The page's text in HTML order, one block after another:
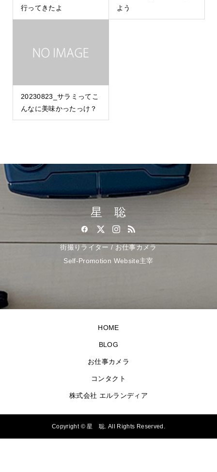
行ってきたよ
よう
20230823_サラミってこ
んなに美味かったっけ？
星 聡
街撮りライター / お仕事カメラ
Self-Promotion Website主宰
HOME
BLOG
お仕事カメラ
コンタクト
株式会社 エルランディア
Copyright ©星 聡. All Rights Reserved.